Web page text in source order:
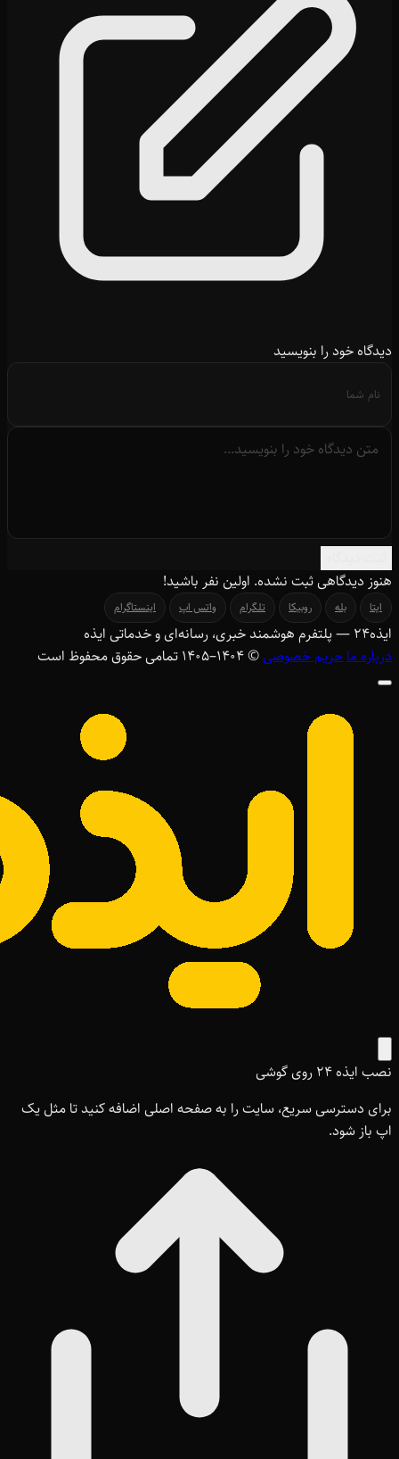
دیدگاه خود را بنویسید
هنوز دیدگاهی ثبت نشده. اولین نفر باشید!
ایتا بله روبیکا تلگرام واتس اپ اینستاگرام
ایذه۲۴ — پلتفرم هوشمند خبری، رسانه‌ای و خدماتی ایذه
درباره ماحریم خصوصی© ۱۴۰۴–1405 تمامی حقوق محفوظ است
نصب ایذه ۲۴ روی گوشی
برای دسترسی سریع، سایت را به صفحه اصلی اضافه کنید تا مثل یک
اپ باز شود.